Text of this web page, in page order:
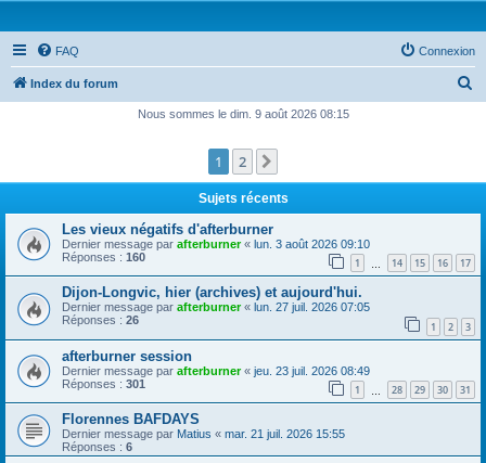
FAQ Connexion
Index du forum
e
r
r
Nous sommes le dim. 9 août 2026 08:15
1 2
Sujets récents
Les vieux négatifs d'afterburner
Dernier message par afterburner« lun. 3 août 2026 09:10
Réponses : 160 1 14 15 16 17
Dijon-Longvic, hier (archives) et aujourd'hui.
Dernier message par afterburner« lun. 27 juil. 2026 07:05
Réponses : 26 1 2 3
afterburner session
Dernier message par afterburner« jeu. 23 juil. 2026 08:49
Réponses : 301 1 28 29 30 31
Florennes BAFDAYS
Dernier message par Matius « mar. 21 juil. 2026 15:55
Réponses : 6